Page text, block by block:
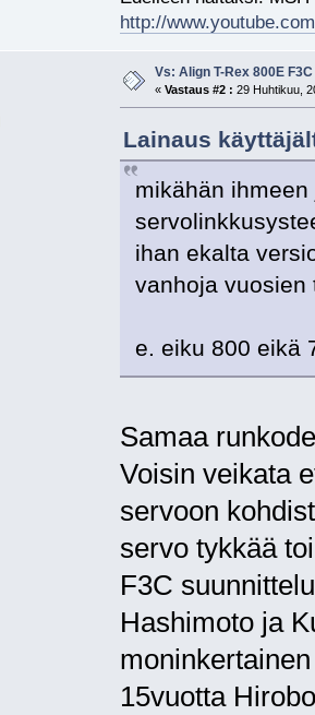
http://
Vs: Align T-Rex 800E F3C
« Vastaus #2 : 29 Huhtikuu,
Lainaus
mikähän
ihan ekalta
vanhoja
e. eiku 800 eikä
Samaa
Voisin veikata
servoon
servo tykkää
F3C
Hashimoto ja
15vuotta